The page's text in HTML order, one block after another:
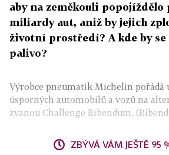
aby na zeměkouli popojíždělo
miliardy aut, aniž by jejich
životní prostředí? A kde by se
palivo?
Výrobce pneumatik Michelin pořádá
úsporných automobilů a vozů na
zvanou Challenge Bibendum.
ZBÝVÁ VÁM JEŠTĚ 95